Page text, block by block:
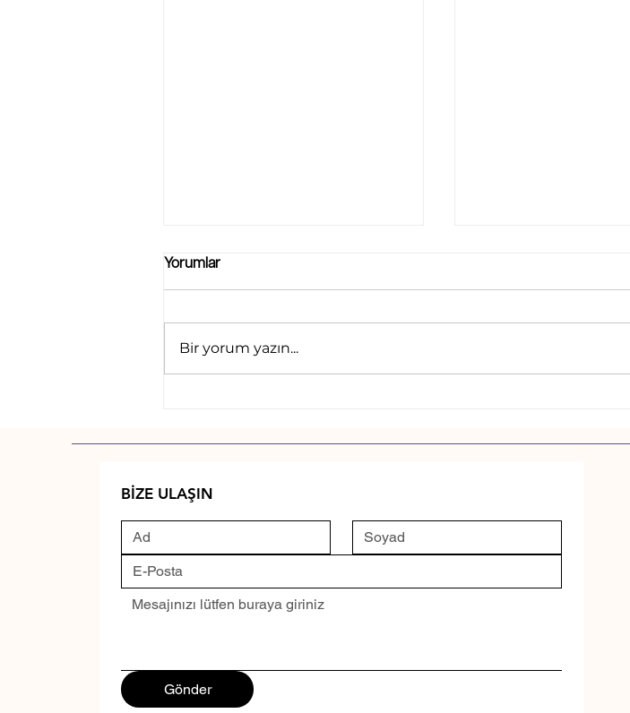
Yorumlar
Bir yorum yazın...
BİZE ULAŞIN
Gönder